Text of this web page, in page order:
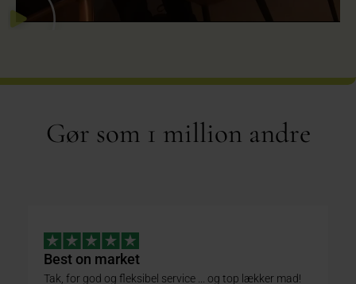
Gør som 1 million andre
Best on market
Tak, for god og fleksibel service ... og top lækker mad!